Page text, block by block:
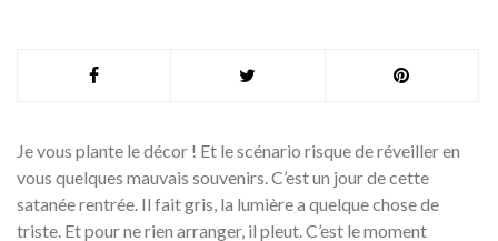
Je vous plante le décor ! Et le scénario risque de réveiller en
vous quelques mauvais souvenirs. C’est un jour de cette
satanée rentrée. Il fait gris, la lumière a quelque chose de
triste. Et pour ne rien arranger, il pleut. C’est le moment